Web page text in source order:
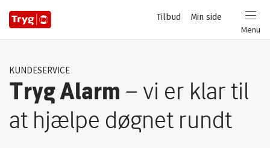
Menu
Privat
Login
Min side
Tilbud
KUNDESERVICE
Tryg Alarm – vi er klar til
at hjælpe døgnet rundt